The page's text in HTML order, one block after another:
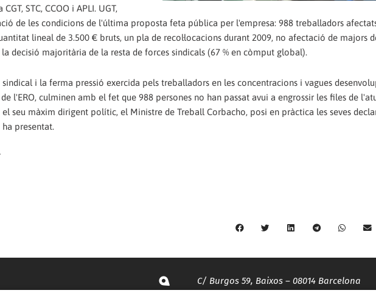
STC, CCOO i APLI. UGT,
de les condicions de l'última proposta feta pública per l'empresa: 988 treballadors
lineal de 3.500 € bruts, un pla de recol·locacions durant 2009, no afectació de majors
decisió majoritària de la resta de forces sindicals (67 % en còmput global).
i la ferma pressió exercida pels treballadors en les concentracions i vagues
l'ERO, culminen amb el fet que 988 persones no han passat avui a engrossir les files de
seu màxim dirigent polític, el Ministre de Treball Corbacho, posi en pràctica les seves
ha presentat.
C/ Burgos 59, Baixos – 08014 Barcelona